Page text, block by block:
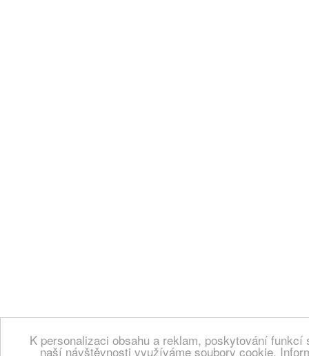
K personalizaci obsahu a reklam, poskytování
naší návštěvnosti využíváme soubory cookie.